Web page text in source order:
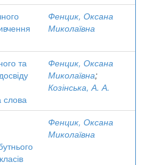
Фенцик, Оксана
Миколаївна
та
слова
Фенцик, Оксана
Миколаївна;
Козінська, А. А.
Фенцик, Оксана
Миколаївна